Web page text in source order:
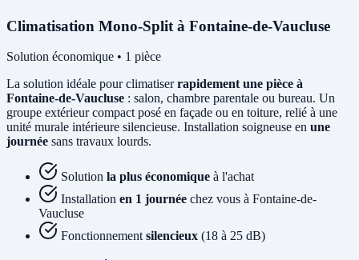
Climatisation Mono-Split à Fontaine-de-Vaucluse
Solution économique • 1 pièce
La solution idéale pour climatiserrapidement une pièce à
Fontaine-de-Vaucluse : salon, chambre parentale ou bureau. Un
groupe extérieur compact posé en façade ou en toiture, relié à une
unité murale intérieure silencieuse. Installation soigneuse en une
journée sans travaux lourds.
Solution la plus économique à l'achat
Installation en 1 journée chez vous à Fontaine-de-
Vaucluse
Fonctionnement silencieux (18 à 25 dB)